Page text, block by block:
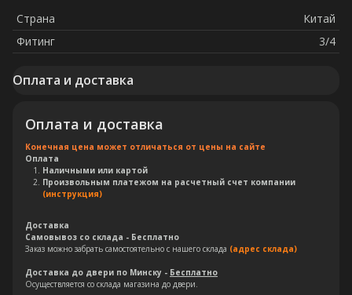
Страна
Китай
Фитинг
3/4
Оплата и доставка
Оплата и доставка
Конечная цена может отличаться от цены на сайте
Оплата
Наличными или картой
Произвольным платежом на расчетный счет компании
(инструкция)
Доставка
Самовывоз со склада - Бесплатно
Заказ можно забрать самостоятельно с нашего склада (адрес склада)
Доставка до двери по Минску - Бесплатно
Осуществляется со склада магазина до двери.
Остались вопросы?
Оставьте свои контакты. Наш
специалист свяжется с Вами в
кратчайшие сроки. Мы знаем
насколько важно сделать
правильный выбор.
Консультация